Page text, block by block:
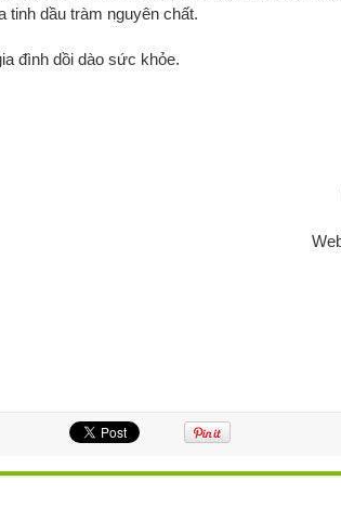
tinh dầu tràm nguyên chất.
đình dồi dào sức khỏe.